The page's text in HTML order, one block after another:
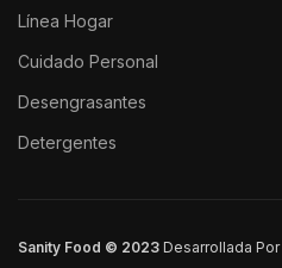
Línea Hogar
Cuidado Personal
Desengrasantes
Detergentes
Sanity Food © 2023 Desarrollada Por